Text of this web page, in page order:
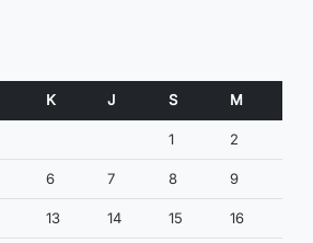
K J S M
1 2
6 7 8 9
13 14 15 16